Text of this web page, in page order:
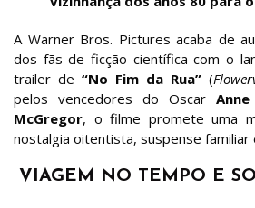
A Warner Bros. Pictures acaba de
dos fãs de ficção científica com o
trailer de “No Fim da Rua” (
pelos vencedores do Oscar
McGregor, o filme promete uma
nostalgia oitentista, suspense familiar
VIAGEM NO TEMPO E